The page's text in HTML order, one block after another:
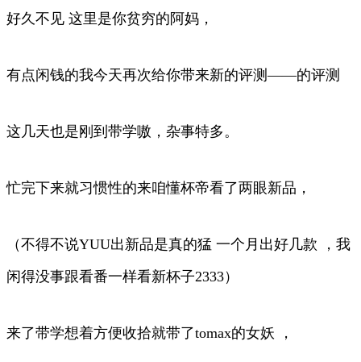
好久不见 这里是你贫穷的阿妈，
有点闲钱的我今天再次给你带来新的评测——的评测
这几天也是刚到带学嗷，杂事特多。
忙完下来就习惯性的来咱懂杯帝看了两眼新品，
（不得不说YUU出新品是真的猛 一个月出好几款 ，我
闲得没事跟看番一样看新杯子2333）
来了带学想着方便收拾就带了tomax的女妖 ，